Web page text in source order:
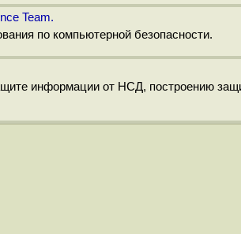
Team.
по компьютерной безопасности.
информации от НСД, построению